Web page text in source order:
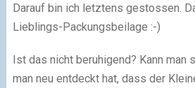
Darauf bin ich letztens gestossen.
Lieblings-Packungsbeilage :-)
Ist das nicht beruhigend? Kann man
man neu entdeckt hat, dass der